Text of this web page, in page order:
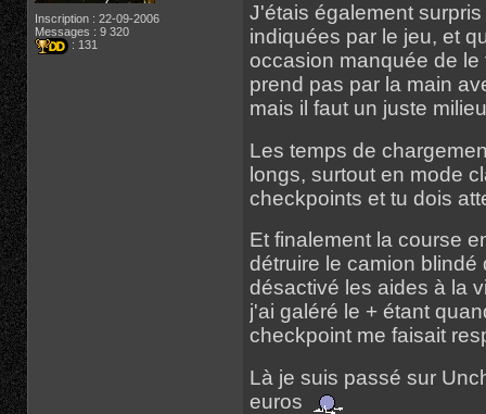
Inscription : 22-09-2006
Messages : 9 320
: 131
J'étais également
indiquées par le jeu, et
occasion manquée de
prend pas par la main
mais il faut un juste
Les temps de
longs, surtout en mode
checkpoints et tu dois
Et finalement la course
détruire le camion
désactivé les aides à la
j'ai galéré le + étant
checkpoint me faisait
Là je suis passé sur
euros